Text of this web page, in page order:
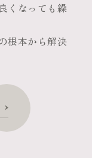
くなっても繰
根本から解決